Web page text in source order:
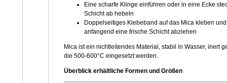
Eine scharfe Klinge einführen oder in eine Ecke
Schicht ab hebeln
Doppelseitiges Klebeband auf das Mica kleben
anfangend eine frische Schicht abziehen
Mica ist ein nichtleitendes Material, stabil in Wasser, inert
die 500-600°C eingesetzt werden.
Überblick erhältliche Formen und Größen